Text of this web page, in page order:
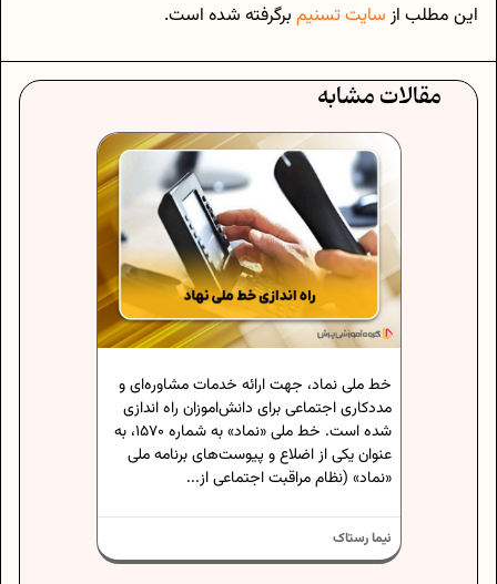
این مطلب از سایت تسنیم برگرفته شده است.
مقالات مشابه
ارائه خدمات مشاوره‌ای و
دانش‌اموزان راه اندازی
شده است. خط ملی «نماد» به شماره ۱۵۷۰، به
و پیوست‌های برنامه ملی
صادق ستاری‌فرد ـ معاون آموز و پرورش ـ در
کمبودهای این وزارتخانه در لایحه بودجه سال
۱۴۰۲ اشاره کرده و گفته است: سرانه پرورشی
روزانه به ازای هر دانش‌آموز ۴۰ تومان...